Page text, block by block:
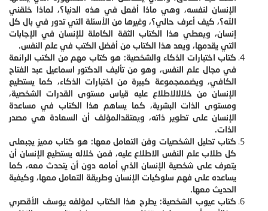
الإنسان لنفسه، وهي ماذا أفعل في هذه الدنيا؟، لماذا خلقني
الله؟، كيف أعرف حالي؟، وغيرها من الأسئلة التي تدور في بال كل
إنسان، ويعطي هذا الكتاب الثقة الكاملة للإنسان في الإجابات
التي يقدمها، ويعد هذا الكتاب من أفضل الكتب في علم النفس.
كتاب اختبارات الذكاء والشخصية: هو كتاب مهم من الكتب الرائعة
في مجال علم النفس، وهو من تأليف الدكتور اسماعيل عبد الفتاح
الكافي، ويضممجموعة كبيرة من اختبارات الذكاء، كما يستطيع
الإنسان من خلالالاطلاع عليه قياس مستوى القدرات الشخصية،
ومستوى الذات البشرية، كما يساهم هذا الكتاب في مساعدة
الإنسان على تطوير ذاته، ويعتقدالمؤلف أن السعادة هي مصدر
الذات.
كتاب تحليل الشخصيات وفن التعامل معها: هو كتاب مميز يجبعلى
كل طلاب علم النفس الاطلاع عليه، فمن خلاله يستطيع الإنسان أن
يتعرف على شخصية الإنسان الذي أمامه دون أن يتحدث معه، كما
يساعده على فهم سلوكيات الإنسان وطريقة التعامل معها، وكيفية
الحديث معها.
كتاب عيوب الشخصية: يطرح هذا الكتاب لمؤلفه يوسف الأقصري